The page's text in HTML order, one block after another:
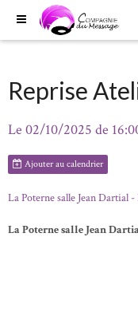
Reprise
Le 02/10/2025 de
Ajouter au calendrier
La Poterne salle Jean Dartial -
La Poterne salle Jean